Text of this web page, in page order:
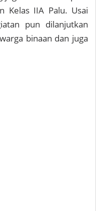
Kelas IIA Palu. Usai
pun dilanjutkan
binaan dan juga